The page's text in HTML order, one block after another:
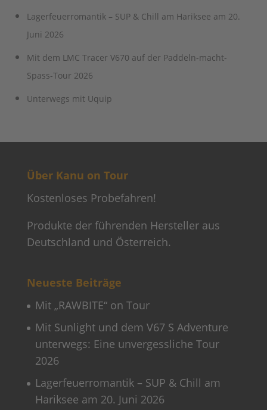
Lagerfeuerromantik – SUP & Chill am Hariksee am 20.
Juni 2026
Mit dem LMC Tracer V670 auf der Paddeln-macht-
Spass-Tour 2026
Unterwegs mit Uquip
Über Kanu on Tour
Kostenloses Probefahren!
Produkte der führenden Hersteller aus
Deutschland und Österreich.
Neueste Beiträge
Mit „RAWBITE“ on Tour
Mit Sunlight und dem V67 S Adventure
unterwegs: Eine unvergessliche Tour
2026
Lagerfeuerromantik – SUP & Chill am
Hariksee am 20. Juni 2026